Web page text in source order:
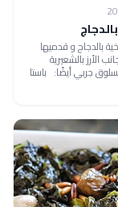
بالدجاج و قدميها
الأرز بالشعيرية
جربي أيضًا: باستا